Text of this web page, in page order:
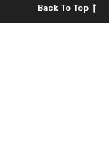
Back To Top